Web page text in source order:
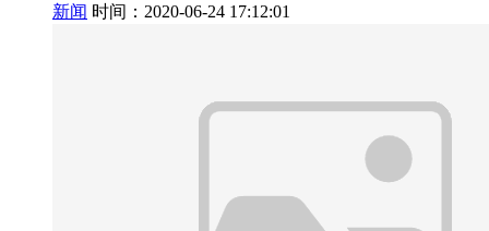
新闻 时间：2020-06-24 17:12:01